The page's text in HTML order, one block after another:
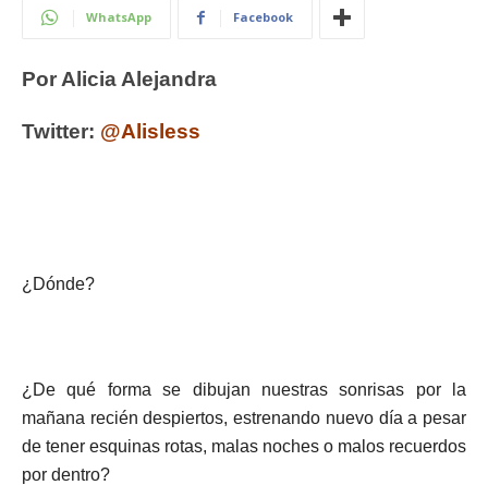
WhatsApp Facebook
Por Alicia Alejandra
Twitter: @Alisless
¿Dónde?
¿De qué forma se dibujan nuestras sonrisas por la
mañana recién despiertos, estrenando nuevo día a pesar
de tener esquinas rotas, malas noches o malos recuerdos
por dentro?